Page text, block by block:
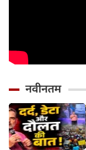
नवीनतम